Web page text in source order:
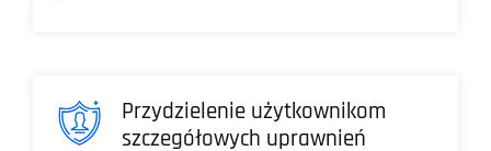
Przydzielenie użytkownikom
szczegółowych uprawnień